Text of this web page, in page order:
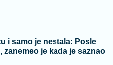
i samo je nestala: Posle
je kada je saznao